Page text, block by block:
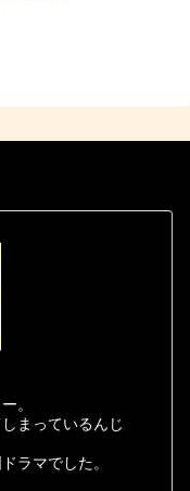
。
まっているんじ
ラマでした。